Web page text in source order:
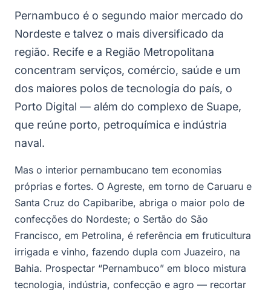
Pernambuco é o segundo maior mercado do
Nordeste e talvez o mais diversificado da
região. Recife e a Região Metropolitana
concentram serviços, comércio, saúde e um
dos maiores polos de tecnologia do país, o
Porto Digital — além do complexo de Suape,
que reúne porto, petroquímica e indústria
naval.
Mas o interior pernambucano tem economias
próprias e fortes. O Agreste, em torno de Caruaru e
Santa Cruz do Capibaribe, abriga o maior polo de
confecções do Nordeste; o Sertão do São
Francisco, em Petrolina, é referência em fruticultura
irrigada e vinho, fazendo dupla com Juazeiro, na
Bahia. Prospectar “Pernambuco” em bloco mistura
tecnologia, indústria, confecção e agro — recortar